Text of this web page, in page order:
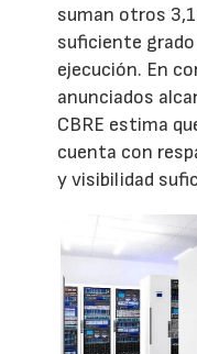
suman otros
suficiente grado
ejecución. En
anunciados
CBRE estima
cuenta con
y visibilidad